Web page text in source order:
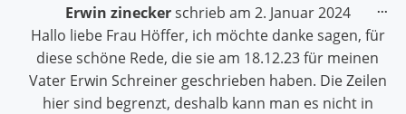
Erwin zineckerschrieb am 2. Januar 2024
Hallo liebe Frau Höffer, ich möchte danke sagen, für
diese schöne Rede, die sie am 18.12.23 für meinen
Vater Erwin Schreiner geschrieben haben. Die Zeilen
hier sind begrenzt, deshalb kann man es nicht in
...